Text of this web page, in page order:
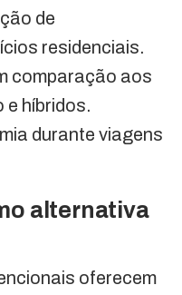
de
residenciais.
comparação aos
e híbridos.
durante viagens
alternativa
oferecem